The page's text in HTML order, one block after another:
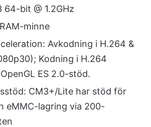
bit @ 1.2GHz
minne
Avkodning i H.264 &
Kodning i H.264
ES 2.0-stöd.
CM3+/Lite har stöd för
eMMC-lagring via 200-